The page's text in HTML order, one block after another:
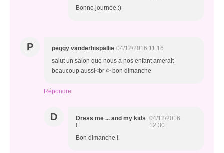
Bonne journée :)
P peggy vanderhispallie 04/12/2016 11:16
salut un salon que nous a nos enfant amerait
beaucoup aussi<br /> bon dimanche
Répondre
D
Dress me ... and my kids
!
04/12/2016
12:30
Bon dimanche !